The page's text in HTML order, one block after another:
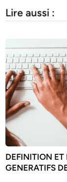
Lire aussi :
DEFINITION
GENERATIFS